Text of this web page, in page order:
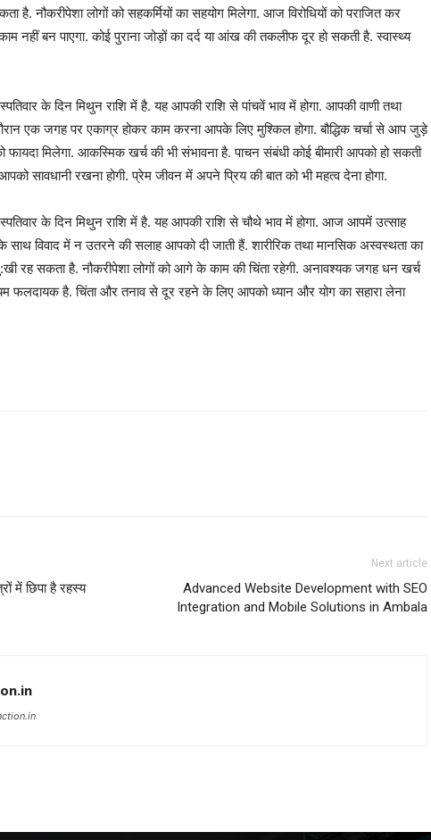
है. नौकरीपेशा लोगों को सहकर्मियों का सहयोग मिलेगा. आज विरोधियों को पराजित कर
बन पाएगा. कोई पुराना जोड़ों का दर्द या आंख की तकलीफ दूर हो सकती है. स्वास्थ्य
के दिन मिथुन राशि में है. यह आपकी राशि से पांचवें भाव में होगा. आपकी वाणी तथा
दौरान एक जगह पर एकाग्र होकर काम करना आपके लिए मुश्किल होगा. बौद्धिक चर्चा से आप जुड़े
मिलेगा. आकस्मिक खर्च की भी संभावना है. पाचन संबंधी कोई बीमारी आपको हो सकती
सावधानी रखना होगी. प्रेम जीवन में अपने प्रिय की बात को भी महत्व देना होगा.
के दिन मिथुन राशि में है. यह आपकी राशि से चौथे भाव में होगा. आज आपमें उत्साह
साथ विवाद में न उतरने की सलाह आपको दी जाती हैं. शारीरिक तथा मानसिक अस्वस्थता का
रह सकता है. नौकरीपेशा लोगों को आगे के काम की चिंता रहेगी. अनावश्यक जगह धन खर्च
फलदायक है. चिंता और तनाव से दूर रहने के लिए आपको ध्यान और योग का सहारा लेना
में छिपा है रहस्य
Next article
Advanced Website Development with SEO
Integration and Mobile Solutions in Ambala